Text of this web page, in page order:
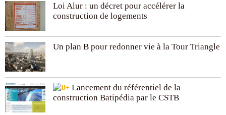
Loi Alur : un décret pour accélérer la
construction de logements
Un plan B pour redonner vie à la Tour Triangle
Lancement du référentiel de la
construction Batipédia par le CSTB